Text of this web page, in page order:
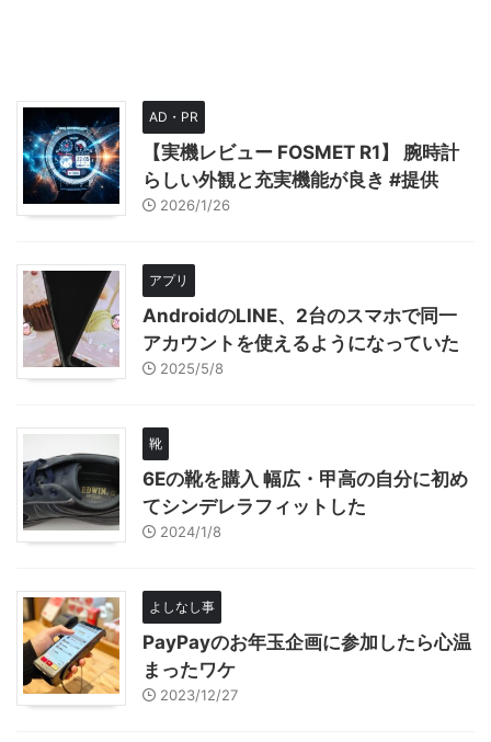
AD・PR
【実機レビュー FOSMET R1】 腕時計
らしい外観と充実機能が良き #提供
2026/1/26
アプリ
AndroidのLINE、2台のスマホで同一
アカウントを使えるようになっていた
2025/5/8
靴
6Eの靴を購入 幅広・甲高の自分に初め
てシンデレラフィットした
2024/1/8
よしなし事
PayPayのお年玉企画に参加したら心温
まったワケ
2023/12/27